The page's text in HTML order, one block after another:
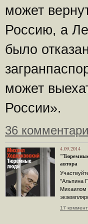
может
Россию, а
было
может
России».
36
4.09.2014
автора
"Альпина
Михаилом
17